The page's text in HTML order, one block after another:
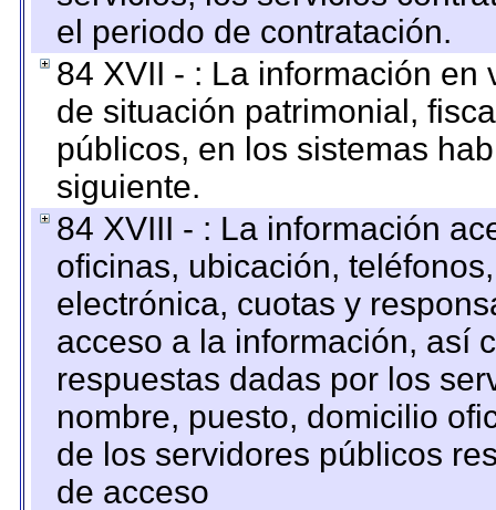
el periodo de contratación.
84 XVII - : La información
de situación patrimonial,
públicos, en los sistemas
siguiente.
84 XVIII - : La información
oficinas, ubicación,
electrónica, cuotas y
acceso a la información, así
respuestas dadas por los
nombre, puesto, domicilio
de los servidores públicos
de acceso